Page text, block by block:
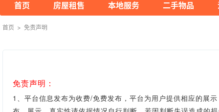
首页 房屋租售 本地服务 二手物品
首页 > 免责声明
免责声明：
1、平台信息发布为收费/免费发布，平台为用户提供相应的展